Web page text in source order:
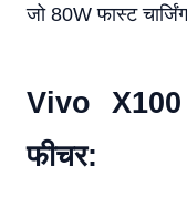
जो 80W फास्ट
Vivo
फीचर: